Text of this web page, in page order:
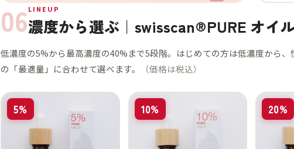
06LINEUP
濃度から選ぶ｜swisscan®PURE オイ
低濃度の5%から最高濃度の40%まで5段階。はじめての方は低濃度から
の「最適量」に合わせて選べます。
（価格は税込）
5% 10% 20%